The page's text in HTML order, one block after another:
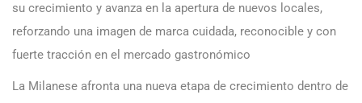
su crecimiento y avanza en la apertura de nuevos locales,
reforzando una imagen de marca cuidada, reconocible y con
fuerte tracción en el mercado gastronómico
La Milanese afronta una nueva etapa de crecimiento dentro de